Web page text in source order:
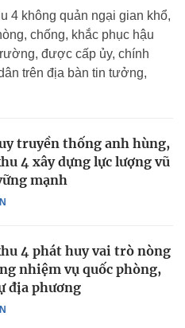
4 không quản ngại gian khổ,
chống, khắc phục hậu
được cấp ủy, chính
trên địa bàn tin tưởng,
truyền thống anh hùng,
4 xây dựng lực lượng vũ
mạnh
4 phát huy vai trò nòng
nhiệm vụ quốc phòng,
địa phương